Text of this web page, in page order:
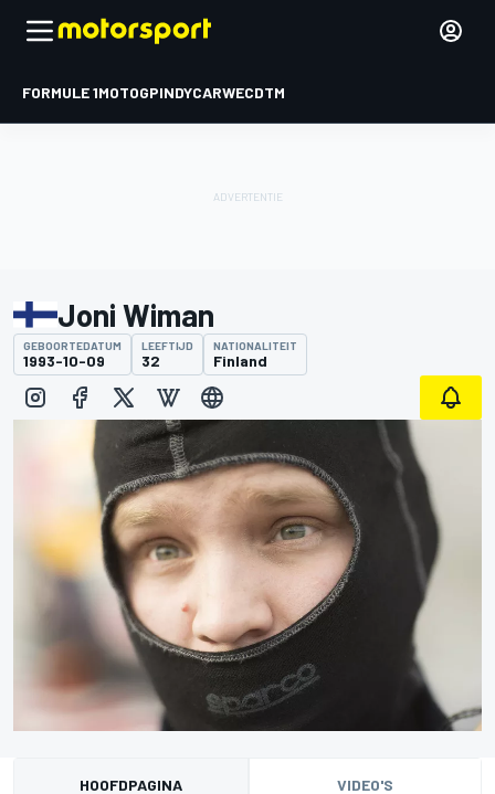
FORMULE 1MOTOGPINDYCARWECDTM
Joni Wiman
GEBOORTEDATUM
1993-10-09
LEEFTIJD
32
NATIONALITEIT
Finland
HOOFDPAGINA VIDEO'S